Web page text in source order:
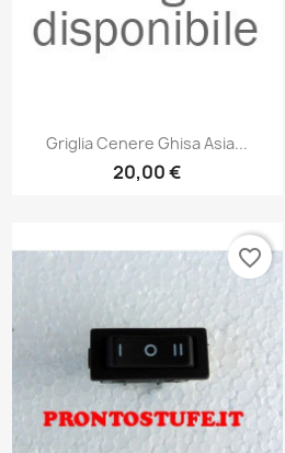
Anteprima
Griglia Cenere Ghisa Asia...
20,00 €
favorite_border